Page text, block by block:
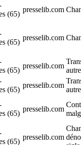
(65)
presselib.com
(65)
presselib.com
(65)
presselib.com
(65)
presselib.com
(65)
presselib.com
(65)
presselib.com